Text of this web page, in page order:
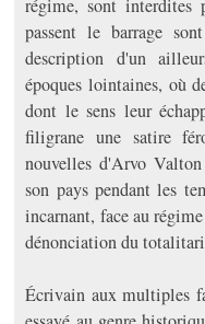
régime, sont interdites
passent le barrage
description d'un
époques lointaines, où
dont le sens leur
filigrane une satire
nouvelles d'Arvo
son pays pendant les
incarnant, face au
dénonciation du
Écrivain aux multiples